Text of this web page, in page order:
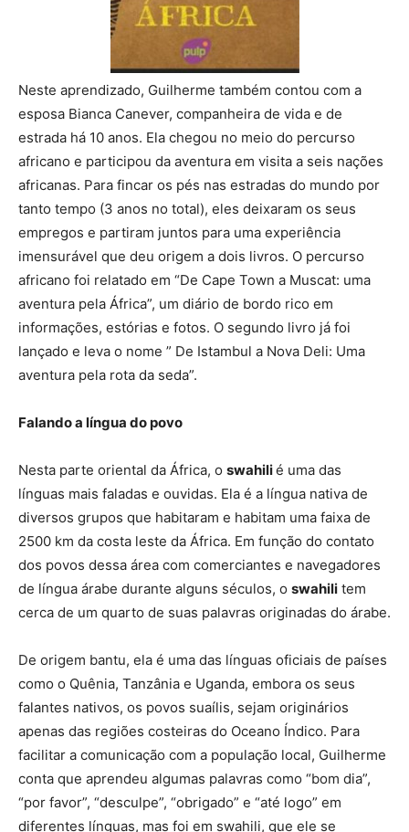
Neste aprendizado, Guilherme também contou com a
esposa Bianca Canever, companheira de vida e de
estrada há 10 anos. Ela chegou no meio do percurso
africano e participou da aventura em visita a seis nações
africanas. Para fincar os pés nas estradas do mundo por
tanto tempo (3 anos no total), eles deixaram os seus
empregos e partiram juntos para uma experiência
imensurável que deu origem a dois livros. O percurso
africano foi relatado em “De Cape Town a Muscat: uma
aventura pela África”, um diário de bordo rico em
informações, estórias e fotos. O segundo livro já foi
lançado e leva o nome ” De Istambul a Nova Deli: Uma
aventura pela rota da seda”.
Falando a língua do povo
Nesta parte oriental da África, o swahilié uma das
línguas mais faladas e ouvidas. Ela é a língua nativa de
diversos grupos que habitaram e habitam uma faixa de
2500 km da costa leste da África. Em função do contato
dos povos dessa área com comerciantes e navegadores
de língua árabe durante alguns séculos, o swahili tem
cerca de um quarto de suas palavras originadas do árabe.
De origem bantu, ela é uma das línguas oficiais de países
como o Quênia, Tanzânia e Uganda, embora os seus
falantes nativos, os povos suaílis, sejam originários
apenas das regiões costeiras do Oceano Índico. Para
facilitar a comunicação com a população local, Guilherme
conta que aprendeu algumas palavras como “bom dia”,
“por favor”, “desculpe”, “obrigado” e “até logo” em
diferentes línguas, mas foi em swahili, que ele se